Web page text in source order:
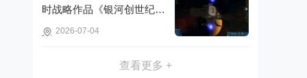
时战略作品《银河创世纪：
2026-07-04
查看更多 +